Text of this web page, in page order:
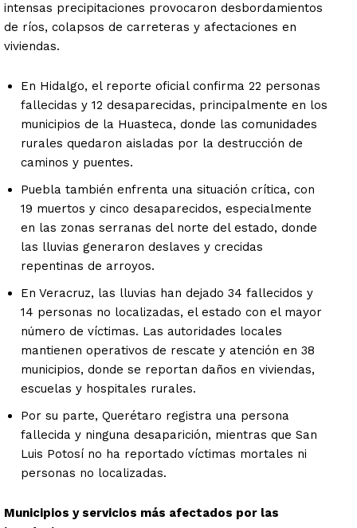
intensas precipitaciones provocaron desbordamientos
de ríos, colapsos de carreteras y afectaciones en
viviendas.
En Hidalgo, el reporte oficial confirma 22 personas
fallecidas y 12 desaparecidas, principalmente en los
municipios de la Huasteca, donde las comunidades
rurales quedaron aisladas por la destrucción de
caminos y puentes.
Puebla también enfrenta una situación crítica, con
19 muertos y cinco desaparecidos, especialmente
en las zonas serranas del norte del estado, donde
las lluvias generaron deslaves y crecidas
repentinas de arroyos.
En Veracruz, las lluvias han dejado 34 fallecidos y
14 personas no localizadas, el estado con el mayor
número de víctimas. Las autoridades locales
mantienen operativos de rescate y atención en 38
municipios, donde se reportan daños en viviendas,
escuelas y hospitales rurales.
Por su parte, Querétaro registra una persona
fallecida y ninguna desaparición, mientras que San
Luis Potosí no ha reportado víctimas mortales ni
personas no localizadas.
Municipios y servicios más afectados por las